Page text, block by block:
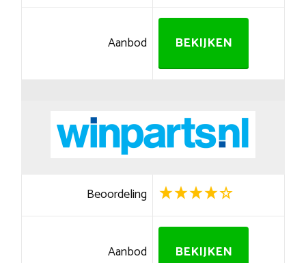
Aanbod BEKIJKEN
Beoordeling
Aanbod BEKIJKEN